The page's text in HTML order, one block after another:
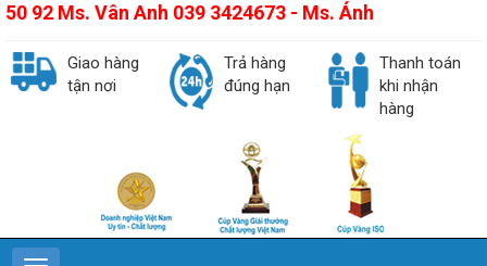
50 92 Ms. Vân Anh 039 3424673 - Ms. Ánh
Giao hàng
tận nơi
Trả hàng
đúng hạn
Thanh toán
khi nhận
hàng